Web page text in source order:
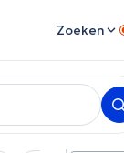
Zoeken